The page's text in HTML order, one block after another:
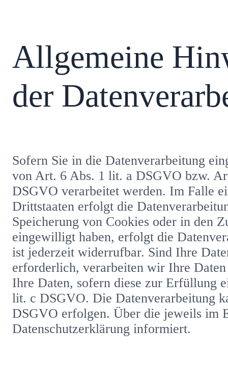
Allgemeine
der
Sofern Sie in die Datenverarbeitung
von Art. 6 Abs. 1 lit. a DSGVO bzw.
DSGVO verarbeitet werden. Im Falle
Drittstaaten erfolgt die
Speicherung von Cookies oder in den
eingewilligt haben, erfolgt die
ist jederzeit widerrufbar. Sind Ihre
erforderlich, verarbeiten wir Ihre
Ihre Daten, sofern diese zur Erfüllung
lit. c DSGVO. Die Datenverarbeitung
DSGVO erfolgen. Über die jeweils im
Datenschutzerklärung informiert.